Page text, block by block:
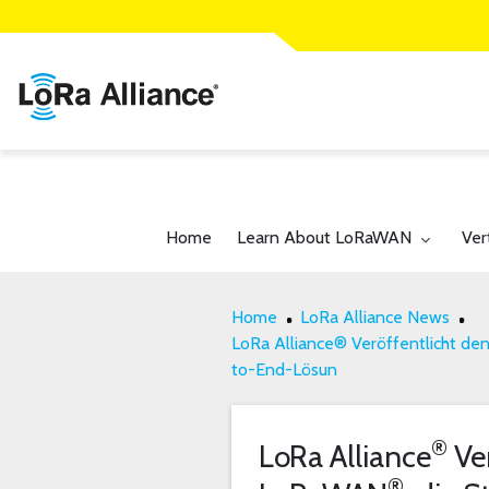
Home Toggle submenu for:
Learn About LoRaWAN
Home
LoRa Alliance News
LoRa Alliance® Veröffentlicht
to-End-Lösun
LoRa Alliance®